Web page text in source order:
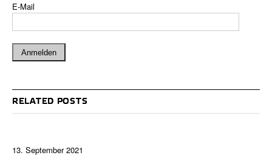
E-Mail
RELATED POSTS
13. September 2021